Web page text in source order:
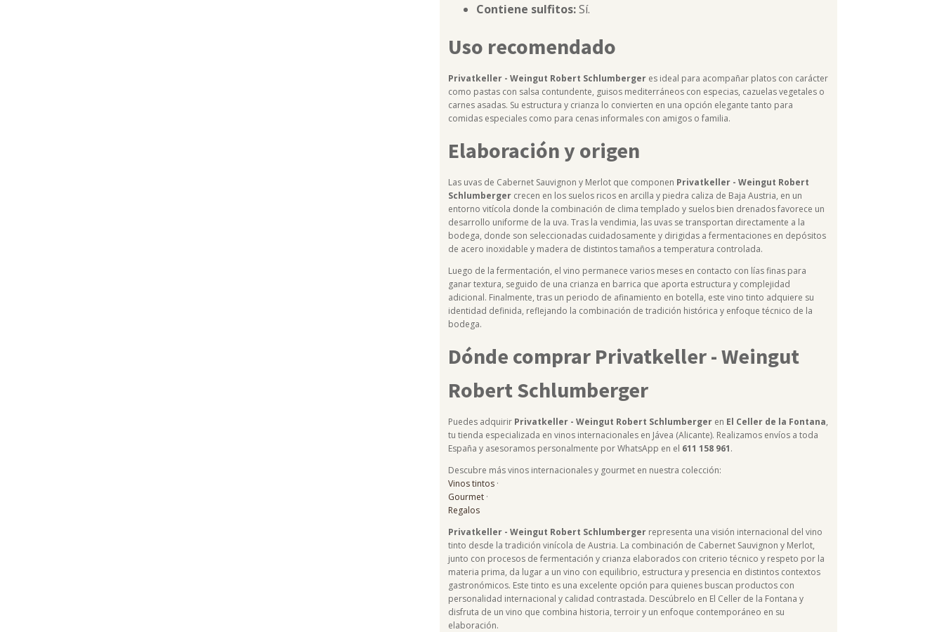
Contiene sulfitos:Sí.
Uso recomendado
Privatkeller - Weingut Robert Schlumberger es ideal para acompañar platos con carácter
como pastas con salsa contundente, guisos mediterráneos con especias, cazuelas vegetales o
carnes asadas. Su estructura y crianza lo convierten en una opción elegante tanto para
comidas especiales como para cenas informales con amigos o familia.
Elaboración y origen
Las uvas de Cabernet Sauvignon y Merlot que componen Privatkeller - Weingut Robert
Schlumberger crecen en los suelos ricos en arcilla y piedra caliza de Baja Austria, en un
entorno vitícola donde la combinación de clima templado y suelos bien drenados favorece un
desarrollo uniforme de la uva. Tras la vendimia, las uvas se transportan directamente a la
bodega, donde son seleccionadas cuidadosamente y dirigidas a fermentaciones en depósitos
de acero inoxidable y madera de distintos tamaños a temperatura controlada.
Luego de la fermentación, el vino permanece varios meses en contacto con lías finas para
ganar textura, seguido de una crianza en barrica que aporta estructura y complejidad
adicional. Finalmente, tras un periodo de afinamiento en botella, este vino tinto adquiere su
identidad definida, reflejando la combinación de tradición histórica y enfoque técnico de la
bodega.
Dónde comprar Privatkeller - Weingut
Robert Schlumberger
Puedes adquirir Privatkeller - Weingut Robert Schlumberger en El Celler de la Fontana,
tu tienda especializada en vinos internacionales en Jávea (Alicante). Realizamos envíos a toda
España y asesoramos personalmente por WhatsApp en el 611 158 961.
Descubre más vinos internacionales y gourmet en nuestra colección:
Vinos tintos ·
Gourmet ·
Regalos
Privatkeller - Weingut Robert Schlumberger representa una visión internacional del vino
tinto desde la tradición vinícola de Austria. La combinación de Cabernet Sauvignon y Merlot,
junto con procesos de fermentación y crianza elaborados con criterio técnico y respeto por la
materia prima, da lugar a un vino con equilibrio, estructura y presencia en distintos contextos
gastronómicos. Este tinto es una excelente opción para quienes buscan productos con
personalidad internacional y calidad contrastada. Descúbrelo en El Celler de la Fontana y
disfruta de un vino que combina historia, terroir y un enfoque contemporáneo en su
elaboración.